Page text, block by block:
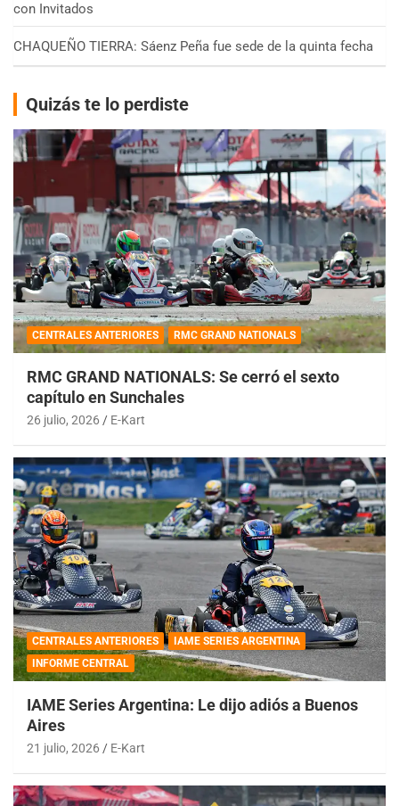
con Invitados
CHAQUEÑO TIERRA: Sáenz Peña fue sede de la quinta fecha
Quizás te lo perdiste
CENTRALES ANTERIORES RMC GRAND NATIONALS
RMC GRAND NATIONALS: Se cerró el sexto
capítulo en Sunchales
26 julio, 2026 E-Kart
CENTRALES ANTERIORES
IAME SERIES ARGENTINA
INFORME CENTRAL
IAME Series Argentina: Le dijo adiós a Buenos
Aires
21 julio, 2026 E-Kart